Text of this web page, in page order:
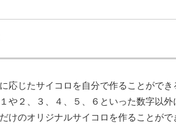
応じたサイコロを自分で作ることができ
や２、３、４、５、６といった数字以外
けのオリジナルサイコロを作ることがで